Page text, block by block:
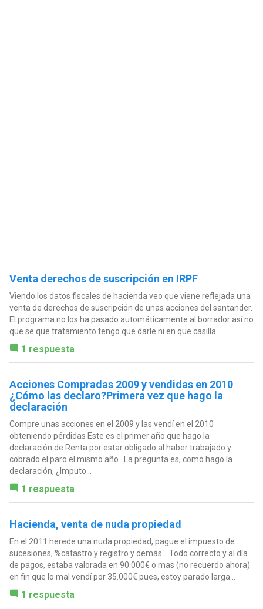
Venta derechos de suscripción en IRPF
Viendo los datos fiscales de hacienda veo que viene reflejada una
venta de derechos de suscripción de unas acciones del santander.
El programa no los ha pasado automáticamente al borrador así no
que se que tratamiento tengo que darle ni en que casilla.
1 respuesta
Acciones Compradas 2009 y vendidas en 2010
¿Cómo las declaro?Primera vez que hago la
declaración
Compre unas acciones en el 2009 y las vendí en el 2010
obteniendo pérdidas Este es el primer año que hago la
declaración de Renta por estar obligado al haber trabajado y
cobrado el paro el mismo año . La pregunta es, como hago la
declaración, ¿Imputo...
1 respuesta
Hacienda, venta de nuda propiedad
En el 2011 herede una nuda propiedad, pague el impuesto de
sucesiones, %catastro y registro y demás... Todo correcto y al día
de pagos, estaba valorada en 90.000€ o mas (no recuerdo ahora)
en fin que lo mal vendí por 35.000€ pues, estoy parado larga...
1 respuesta